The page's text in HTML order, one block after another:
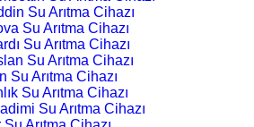
Su Arıtma Cihazı
Su Arıtma Cihazı
Su Arıtma Cihazı
Su Arıtma Cihazı
Su Arıtma Cihazı
Su Arıtma Cihazı
Su Arıtma Cihazı